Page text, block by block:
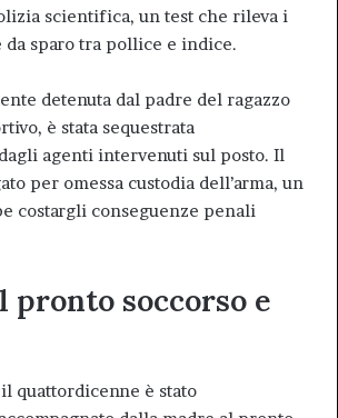
scientifica, un test che rileva i
sparo tra pollice e indice.
detenuta dal padre del ragazzo
è stata sequestrata
agenti intervenuti sul posto. Il
per omessa custodia dell’arma, un
costargli conseguenze penali
pronto soccorso e
quattordicenne è stato